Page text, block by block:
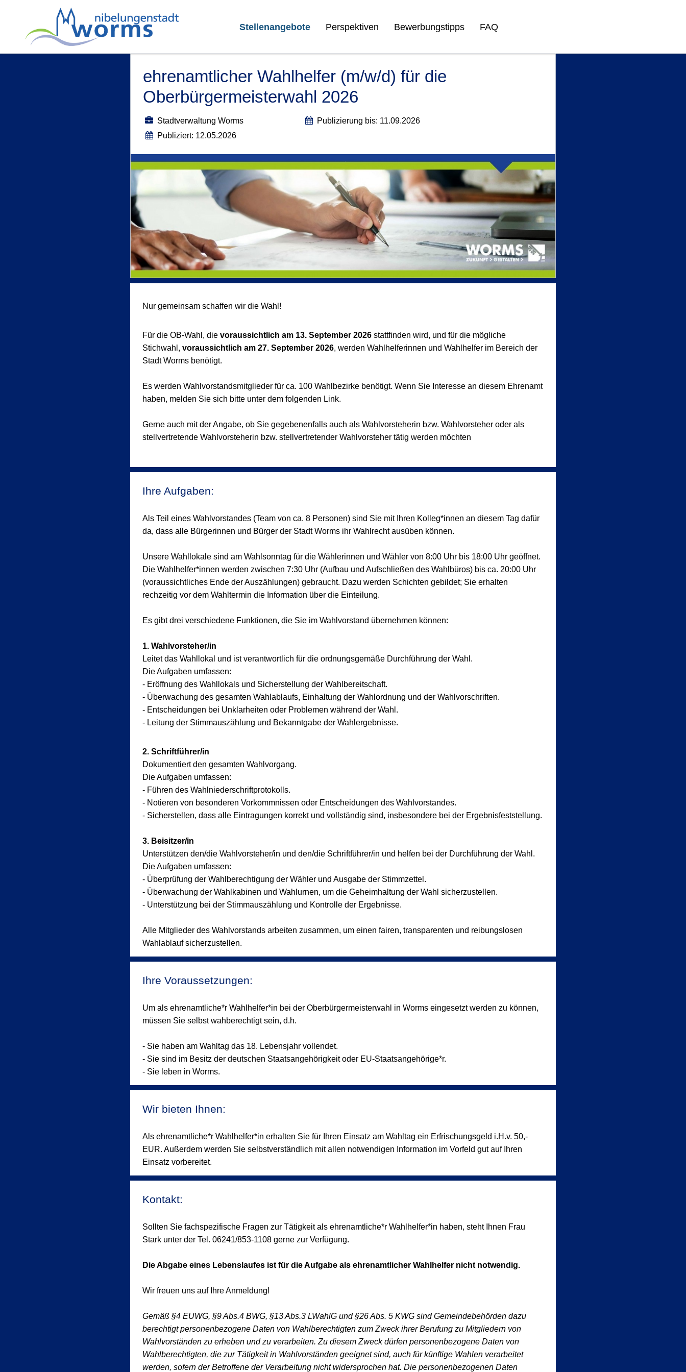
Stellenangebote Perspektiven Bewerbungstipps FAQ
ehrenamtlicher Wahlhelfer (m/w/d) für die
Oberbürgermeisterwahl 2026
Stadtverwaltung Worms
Publiziert: 12.05.2026
Publizierung bis: 11.09.2026
Nur gemeinsam schaffen wir die Wahl!
Für die OB-Wahl, die voraussichtlich am 13. September 2026 stattfinden wird, und für die mögliche
Stichwahl, voraussichtlich am 27. September 2026, werden Wahlhelferinnen und Wahlhelfer im Bereich der
Stadt Worms benötigt.
Es werden Wahlvorstandsmitglieder für ca. 100 Wahlbezirke benötigt. Wenn Sie Interesse an diesem Ehrenamt
haben, melden Sie sich bitte unter dem folgenden Link.
Gerne auch mit der Angabe, ob Sie gegebenenfalls auch als Wahlvorsteherin bzw. Wahlvorsteher oder als
stellvertretende Wahlvorsteherin bzw. stellvertretender Wahlvorsteher tätig werden möchten
Ihre Aufgaben:
Als Teil eines Wahlvorstandes (Team von ca. 8 Personen) sind Sie mit Ihren Kolleg*innen an diesem Tag dafür
da, dass alle Bürgerinnen und Bürger der Stadt Worms ihr Wahlrecht ausüben können.
Unsere Wahllokale sind am Wahlsonntag für die Wählerinnen und Wähler von 8:00 Uhr bis 18:00 Uhr geöffnet.
Die Wahlhelfer*innen werden zwischen 7:30 Uhr (Aufbau und Aufschließen des Wahlbüros) bis ca. 20:00 Uhr
(voraussichtliches Ende der Auszählungen) gebraucht. Dazu werden Schichten gebildet; Sie erhalten
rechzeitig vor dem Wahltermin die Information über die Einteilung.
Es gibt drei verschiedene Funktionen, die Sie im Wahlvorstand übernehmen können:
1. Wahlvorsteher/in
Leitet das Wahllokal und ist verantwortlich für die ordnungsgemäße Durchführung der Wahl.
Die Aufgaben umfassen:
- Eröffnung des Wahllokals und Sicherstellung der Wahlbereitschaft.
- Überwachung des gesamten Wahlablaufs, Einhaltung der Wahlordnung und der Wahlvorschriften.
- Entscheidungen bei Unklarheiten oder Problemen während der Wahl.
- Leitung der Stimmauszählung und Bekanntgabe der Wahlergebnisse.
2. Schriftführer/in
Dokumentiert den gesamten Wahlvorgang.
Die Aufgaben umfassen:
- Führen des Wahlniederschriftprotokolls.
- Notieren von besonderen Vorkommnissen oder Entscheidungen des Wahlvorstandes.
- Sicherstellen, dass alle Eintragungen korrekt und vollständig sind, insbesondere bei der Ergebnisfeststellung.
3. Beisitzer/in
Unterstützen den/die Wahlvorsteher/in und den/die Schriftführer/in und helfen bei der Durchführung der Wahl.
Die Aufgaben umfassen:
- Überprüfung der Wahlberechtigung der Wähler und Ausgabe der Stimmzettel.
- Überwachung der Wahlkabinen und Wahlurnen, um die Geheimhaltung der Wahl sicherzustellen.
- Unterstützung bei der Stimmauszählung und Kontrolle der Ergebnisse.
Alle Mitglieder des Wahlvorstands arbeiten zusammen, um einen fairen, transparenten und reibungslosen
Wahlablauf sicherzustellen.
Ihre Voraussetzungen:
Um als ehrenamtliche*r Wahlhelfer*in bei der Oberbürgermeisterwahl in Worms eingesetzt werden zu können,
müssen Sie selbst wahberechtigt sein, d.h.
- Sie haben am Wahltag das 18. Lebensjahr vollendet.
- Sie sind im Besitz der deutschen Staatsangehörigkeit oder EU-Staatsangehörige*r.
- Sie leben in Worms.
Wir bieten Ihnen:
Als ehrenamtliche*r Wahlhelfer*in erhalten Sie für Ihren Einsatz am Wahltag ein Erfrischungsgeld i.H.v. 50,-
EUR. Außerdem werden Sie selbstverständlich mit allen notwendigen Information im Vorfeld gut auf Ihren
Einsatz vorbereitet.
Kontakt:
Sollten Sie fachspezifische Fragen zur Tätigkeit als ehrenamtliche*r Wahlhelfer*in haben, steht Ihnen Frau
Stark unter der Tel. 06241/853-1108 gerne zur Verfügung.
Die Abgabe eines Lebenslaufes ist für die Aufgabe als ehrenamtlicher Wahlhelfer nicht notwendig.
Wir freuen uns auf Ihre Anmeldung!
Gemäß §4 EUWG, §9 Abs.4 BWG, §13 Abs.3 LWahlG und §26 Abs. 5 KWG sind Gemeindebehörden dazu
berechtigt personenbezogene Daten von Wahlberechtigten zum Zweck ihrer Berufung zu Mitgliedern von
Wahlvorständen zu erheben und zu verarbeiten. Zu diesem Zweck dürfen personenbezogene Daten von
Wahlberechtigten, die zur Tätigkeit in Wahlvorständen geeignet sind, auch für künftige Wahlen verarbeitet
werden, sofern der Betroffene der Verarbeitung nicht widersprochen hat. Die personenbezogenen Daten